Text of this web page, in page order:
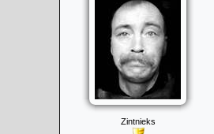
Zintnieks